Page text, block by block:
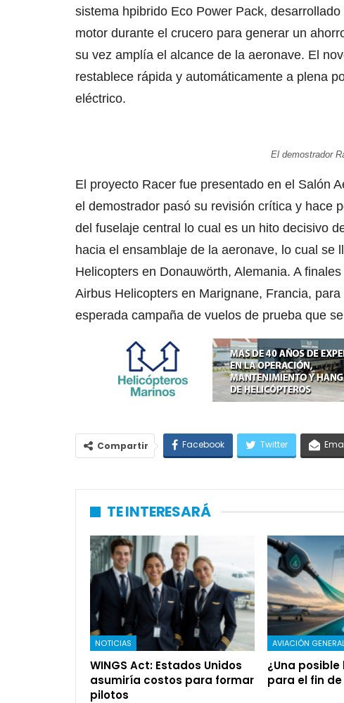
sistema hpibrido Eco Power Pack,
motor durante el crucero para generar un
su vez amplía el alcance de la aeronave. El
restablece rápida y automáticamente a plena
eléctrico.
El demostrador
El proyecto Racer fue presentado en el Salón
el demostrador pasó su revisión crítica y hace
del fuselaje central lo cual es un hito decisivo
hacia el ensamblaje de la aeronave, lo cual se
Helicopters en Donauwörth, Alemania. A
Airbus Helicopters en Marignane, Francia,
esperada campaña de vuelos de prueba que
Compartir Facebook Twitter
TE INTERESARÁ
NOTICIAS
WINGS Act: Estados Unidos
asumiría costos para formar
pilotos
AVIACIÓN
¿Una
para el fin de